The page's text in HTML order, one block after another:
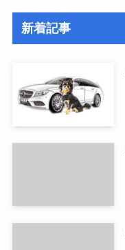
新着記事